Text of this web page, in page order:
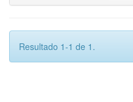
Resultado 1-1 de 1.